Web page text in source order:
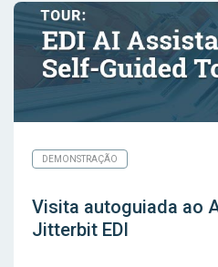
DEMONSTRAÇÃO
Visita autoguiada ao
Jitterbit EDI